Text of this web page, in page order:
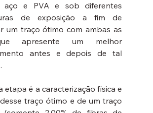
aço e PVA e sob diferentes
de exposição a fim de
um traço ótimo com ambas as
apresente um melhor
antes e depois de tal
etapa é a caracterização física e
traço ótimo e de um traço